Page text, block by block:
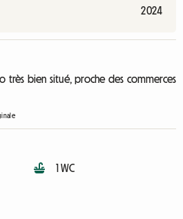
2024
très bien situé, proche des commerces
1 WC